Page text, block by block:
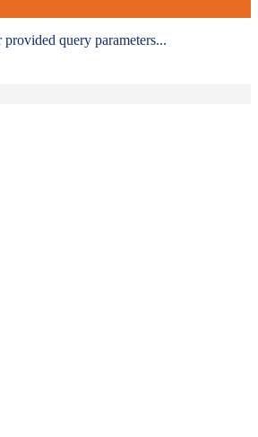
query parameters...